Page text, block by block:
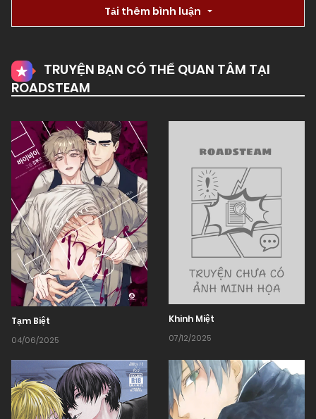
Tải thêm bình luận
TRUYỆN BẠN CÓ THỂ QUAN TÂM TẠI
ROADSTEAM
Tạm Biệt
04/06/2025
Khinh Miệt
07/12/2025